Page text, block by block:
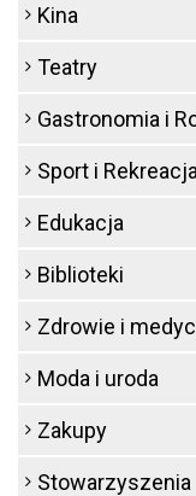
Kina
Teatry
Gastronomia i
Sport i Rekreacja
Edukacja
Biblioteki
Zdrowie i
Moda i uroda
Zakupy
Stowarzyszenia